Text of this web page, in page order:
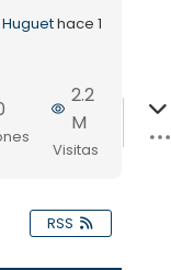
hace 1
2.2
M
Visitas
RSS